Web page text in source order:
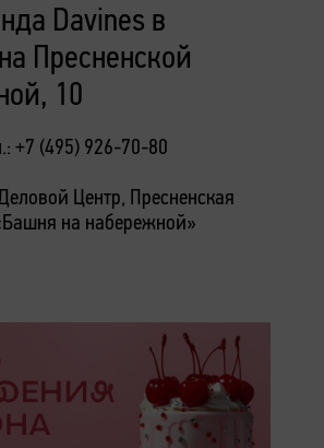
Davines в
Пресненской
10
+7 (495) 926-70-80
Центр, Пресненская
на набережной»